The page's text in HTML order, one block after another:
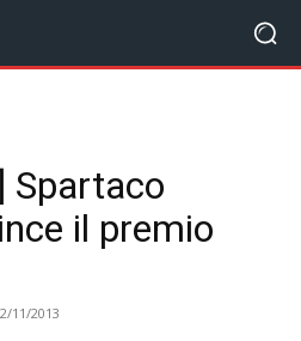
Spartaco
il premio
11/2013